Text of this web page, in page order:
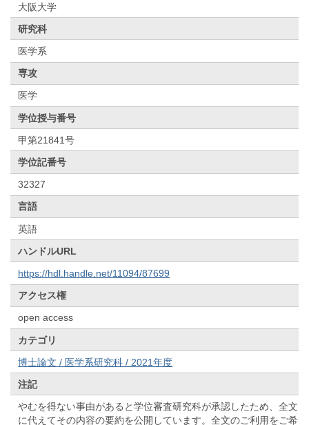
大阪大学
研究科
医学系
専攻
医学
学位授与番号
甲第21841号
学位記番号
32327
言語
英語
ハンドルURL
https://hdl.handle.net/11094/87699
アクセス権
open access
カテゴリ
博士論文 / 医学系研究科 / 2021年度
注記
やむを得ない事由があると学位審査研究科が承認したため、全文
に代えてその内容の要約を公開しています。全文のご利用をご希